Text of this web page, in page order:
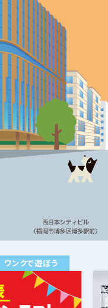
ワンクで遊ぼう